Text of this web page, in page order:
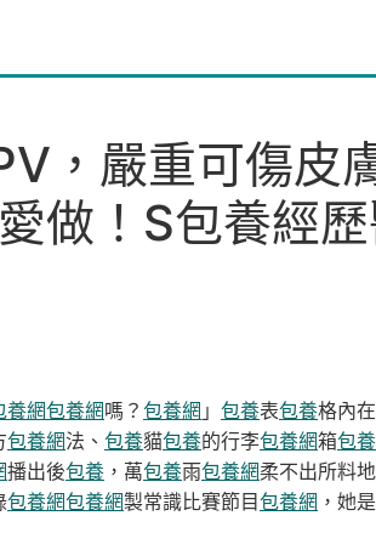
，嚴重可傷皮
做！S包養經
養網包養網嗎？ 包養網 」 包養表包養格內
包養網法、 包養貓包養的行李包養網箱包
播出後包養 ，萬包養雨包養網柔不出所料
包養網包養網製常識比賽節目包養網 ，她是